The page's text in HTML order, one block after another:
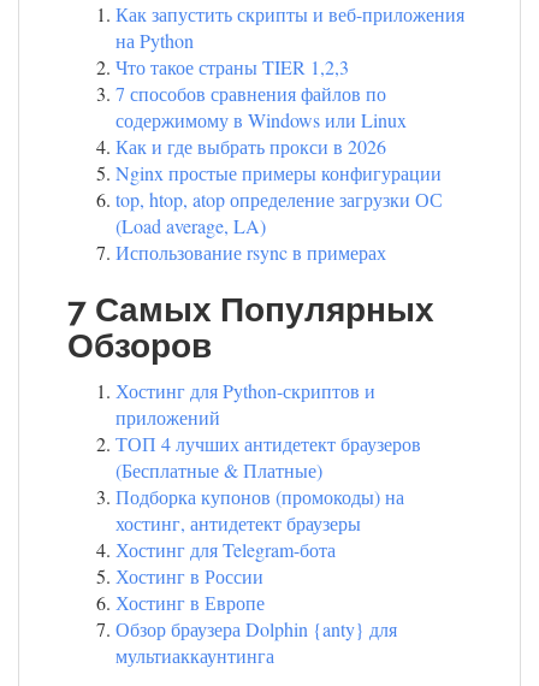
Как запустить скрипты и веб-приложения
на Python
Что такое страны TIER 1,2,3
7 способов сравнения файлов по
содержимому в Windows или Linux
Как и где выбрать прокси в 2026
Nginx простые примеры конфигурации
top, htop, atop определение загрузки ОС
(Load average, LA)
Использование rsync в примерах
7 Самых Популярных
Обзоров
Хостинг для Python-скриптов и
приложений
ТОП 4 лучших антидетект браузеров
(Бесплатные & Платные)
Подборка купонов (промокоды) на
хостинг, антидетект браузеры
Хостинг для Telegram-бота
Хостинг в России
Хостинг в Европе
Обзор браузера Dolphin {anty} для
мультиаккаунтинга